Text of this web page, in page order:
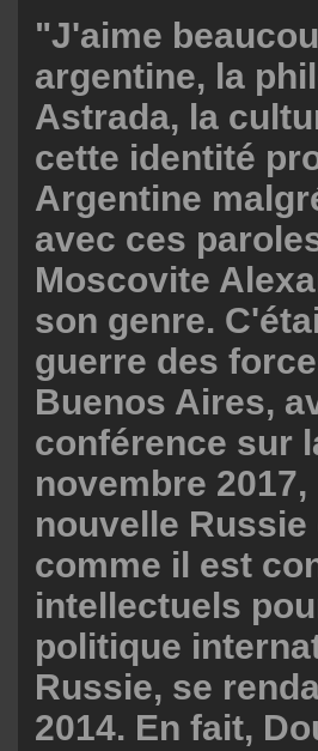
"J'aime
argentine, la
Astrada, la
cette identité
Argentine
avec ces
Moscovite
son genre.
guerre des
Buenos Aires,
conférence sur
novembre
nouvelle
comme il est
intellectuels
politique
Russie, se
2014. En fait,